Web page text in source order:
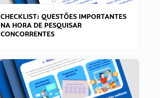
CHECKLIST: QUESTÕES IMPORTANTES
NA HORA DE PESQUISAR
CONCORRENTES